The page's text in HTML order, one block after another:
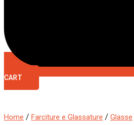
CART
Home / Farciture e Glassature / Glasse